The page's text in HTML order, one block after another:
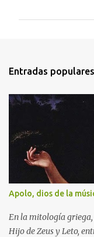
t
r
o
Entradas populares
Apolo, dios de la
En la mitología griega,
Hijo de Zeus y Leto,